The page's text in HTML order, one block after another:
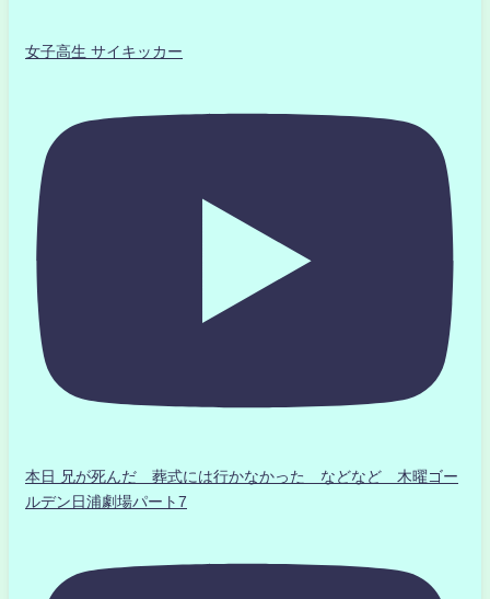
女子高生 サイキッカー
本日 兄が死んだ 葬式には行かなかった などなど 木曜ゴー
ルデン日浦劇場パート7